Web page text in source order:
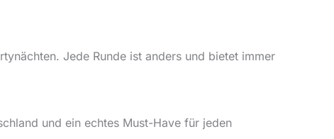
Jede Runde ist anders und bietet immer
und ein echtes Must-Have für jeden